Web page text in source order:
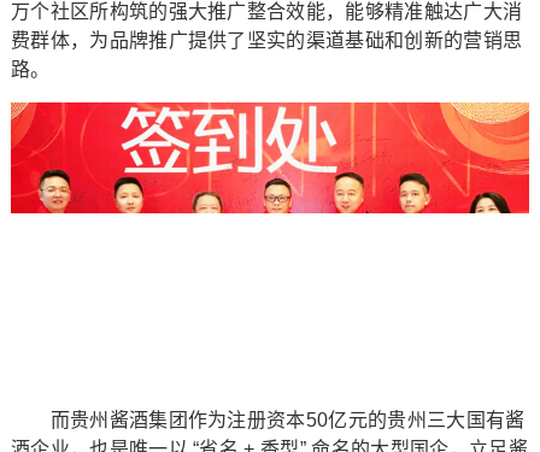
万个社区所构筑的强大推广整合效能，能够精准触达广大消
费群体，为品牌推广提供了坚实的渠道基础和创新的营销思
路。
而贵州酱酒集团作为注册资本50亿元的贵州三大国有酱